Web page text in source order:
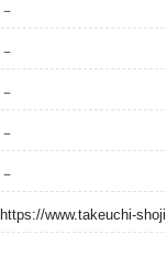
－
－
－
－
－
https://www.takeuchi-